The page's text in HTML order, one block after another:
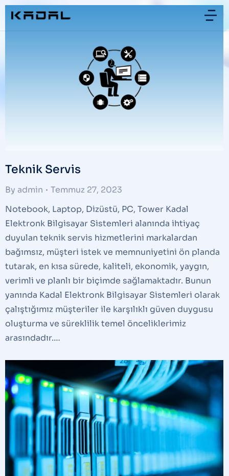
Teknik Servis
By admin
Temmuz 27, 2023
Notebook, Laptop, Dizüstü, PC, Tower Kadal
Elektronk Bilgisayar Sistemleri alanında ihtiyaç
duyulan teknik servis hizmetlerini markalardan
bağımsız, müşteri istek ve memnuniyetini ön planda
tutarak, en kısa sürede, kaliteli, ekonomik, yaygın,
verimli ve planlı bir biçimde sağlamaktadır. Bunun
yanında Kadal Elektronk Bilgisayar Sistemleri olarak
çalıştığımız müşteriler ile karşılıklı güven duygusu
oluşturma ve süreklilik temel önceliklerimiz
arasındadır.…